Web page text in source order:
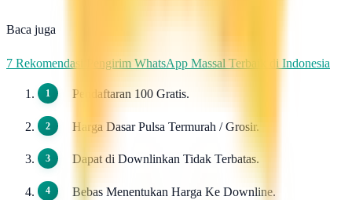
Baca juga
7 Rekomendasi Pengirim WhatsApp Massal Terbaik di Indonesia
Pendaftaran 100 Gratis.
Harga Dasar Pulsa Termurah / Grosir.
Dapat di Downlinkan Tidak Terbatas.
Bebas Menentukan Harga Ke Downline.